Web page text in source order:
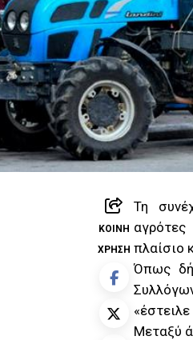
ΚΟΙΝΉ
ΧΡΉΣΗ
Τη
πλαίσιο
Όπως
Μεταξύ